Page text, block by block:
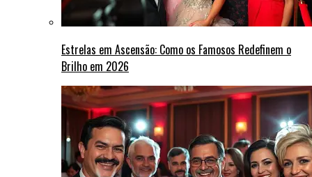
Estrelas em Ascensão: Como os Famosos Redefinem o
Brilho em 2026